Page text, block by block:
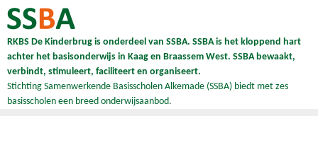
RKBS De Kinderbrug is onderdeel van SSBA. SSBA is het kloppend hart
achter het basisonderwijs in Kaag en Braassem West. SSBA bewaakt,
verbindt, stimuleert, faciliteert en organiseert.
Stichting Samenwerkende Basisscholen Alkemade (SSBA) biedt met zes
basisscholen een breed onderwijsaanbod.